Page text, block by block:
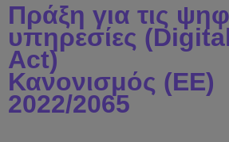
Πράξη για τις
υπηρεσίες
Act)
Κανονισμός (ΕΕ)
2022/2065